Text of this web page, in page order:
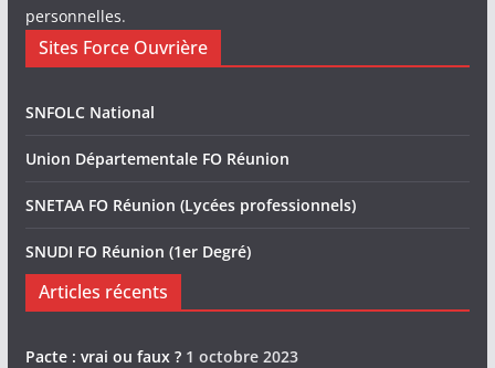
personnelles.
Sites Force Ouvrière
SNFOLC National
Union Départementale FO Réunion
SNETAA FO Réunion (Lycées professionnels)
SNUDI FO Réunion (1er Degré)
Articles récents
Pacte : vrai ou faux ? 1 octobre 2023